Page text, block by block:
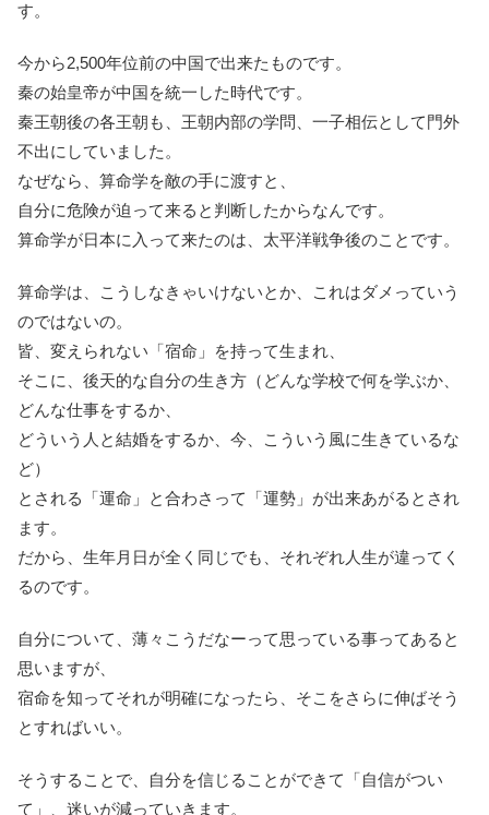
す。
今から2,500年位前の中国で出来たものです。
秦の始皇帝が中国を統一した時代です。
秦王朝後の各王朝も、王朝内部の学問、一子相伝として門外
不出にしていました。
なぜなら、算命学を敵の手に渡すと、
自分に危険が迫って来ると判断したからなんです。
算命学が日本に入って来たのは、太平洋戦争後のことです。
算命学は、こうしなきゃいけないとか、これはダメっていう
のではないの。
皆、変えられない「宿命」を持って生まれ、
そこに、後天的な自分の生き方（どんな学校で何を学ぶか、
どんな仕事をするか、
どういう人と結婚をするか、今、こういう風に生きているな
ど）
とされる「運命」と合わさって「運勢」が出来あがるとされ
ます。
だから、生年月日が全く同じでも、それぞれ人生が違ってく
るのです。
自分について、薄々こうだなーって思っている事ってあると
思いますが、
宿命を知ってそれが明確になったら、そこをさらに伸ばそう
とすればいい。
そうすることで、自分を信じることができて「自信がつい
て」、迷いが減っていきます。